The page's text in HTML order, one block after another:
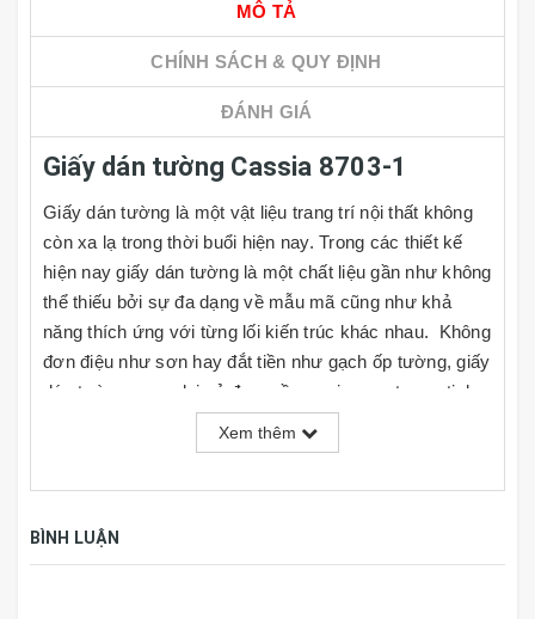
MÔ TẢ
CHÍNH SÁCH & QUY ĐỊNH
ĐÁNH GIÁ
Giấy dán tường Cassia 8703-1
Giấy dán tường là một vật liệu trang trí nội thất không
còn xa lạ trong thời buổi hiện nay. Trong các thiết kế
hiện nay giấy dán tường là một chất liệu gần như không
thể thiếu bởi sự đa dạng về mẫu mã cũng như khả
năng thích ứng với từng lối kiến trúc khác nhau. Không
đơn điệu như sơn hay đắt tiền như gạch ốp tường, giấy
dán tường mang lại vẻ đẹp mềm mại, sang trọng, tinh
chọn, đồng thời giá cả cũng rất phải chăng. Cùng với
nhau trong căn phòng.
Xem thêm
BÌNH LUẬN